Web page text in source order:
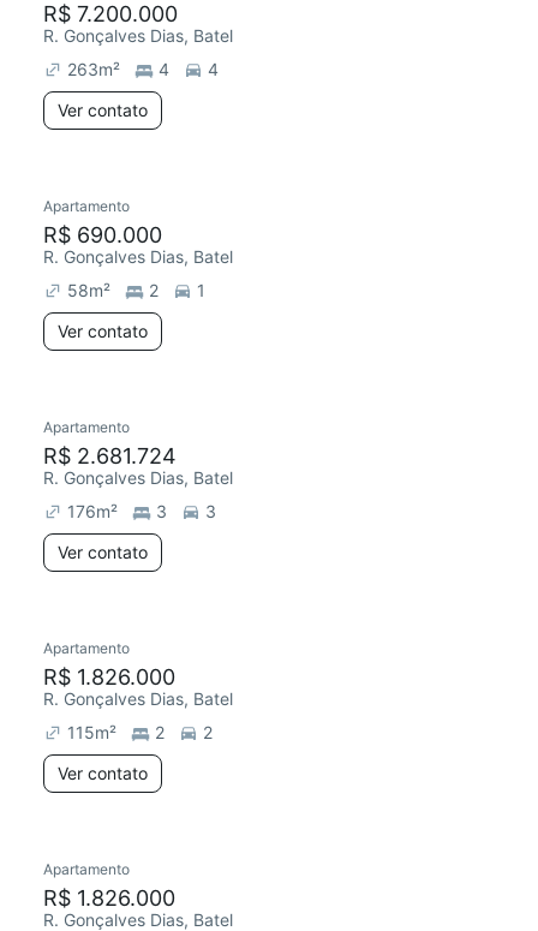
R$ 7.200.000
R. Gonçalves Dias, Batel
263m² 4
4
Ver contato
Redecorar
Apartamento
R$ 690.000
R. Gonçalves Dias, Batel
58m² 2
1
Ver contato
Apartamento
R$ 2.681.724
R. Gonçalves Dias, Batel
176m² 3
3
Ver contato
Chegou este mês
Apartamento
R$ 1.826.000
R. Gonçalves Dias, Batel
115m² 2
2
Ver contato
Chegou este mês
Apartamento
R$ 1.826.000
R. Gonçalves Dias, Batel